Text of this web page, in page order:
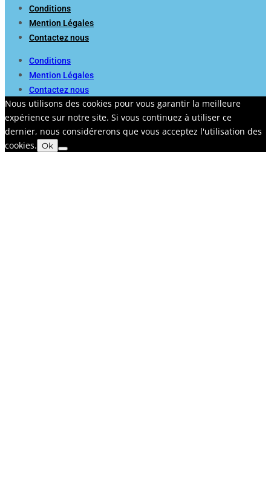
Conditions
Mention Légales
Contactez nous
Conditions
Mention Légales
Contactez nous
Nous utilisons des cookies pour vous garantir la meilleure
expérience sur notre site. Si vous continuez à utiliser ce
dernier, nous considérerons que vous acceptez l'utilisation des
cookies. Ok